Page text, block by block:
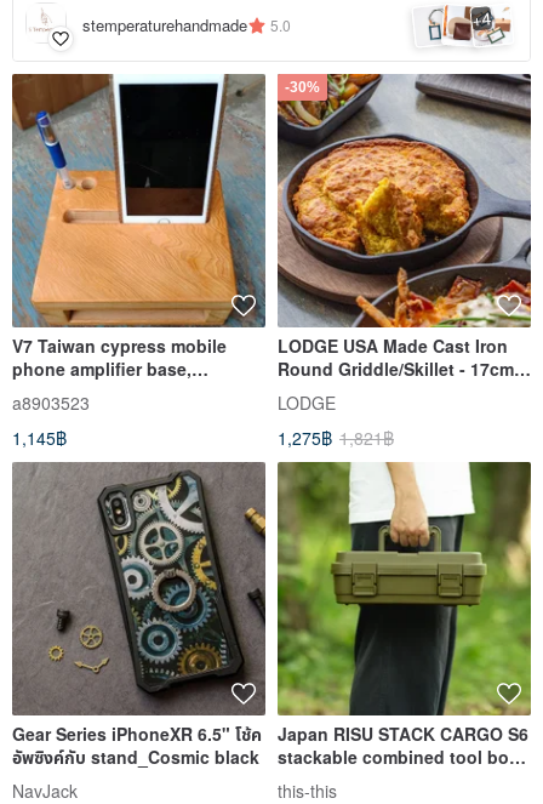
stemperaturehandmade 5.0 +4
V7 Taiwan cypress mobile
phone amplifier base,
business card holder, pen
holder 16 cm x 13.5 cm x 6.5
cm
a8903523
1,145฿
-30%
LODGE USA Made Cast Iron
Round Griddle/Skillet - 17cm
L3SK3
LODGE
1,275฿ 1,821฿
Gear Series iPhoneXR 6.5" โช้ค
อัพซิงค์กับ stand_Cosmic black
NavJack
Japan RISU STACK CARGO S6
stackable combined tool box
storage box 6.5L
this-this